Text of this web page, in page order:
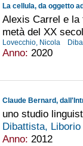
La cellula, da oggetto
Alexis Carrel e
metà del XX
Lovecchio, Nicola
Anno: 2020
Claude Bernard,
uno studio
Dibattista, Liborio
Anno: 2012